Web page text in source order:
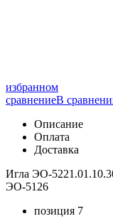
избранном
сравнениеВ
Описание
Оплата
Доставка
Игла ЭО-
ЭО-5126
позиция 7